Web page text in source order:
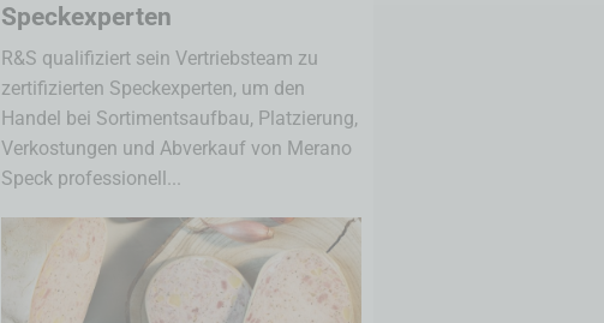
Speckexperten
R&S qualifiziert sein Vertriebsteam zu
zertifizierten Speckexperten, um den
Handel bei Sortimentsaufbau, Platzierung,
Verkostungen und Abverkauf von Merano
Speck professionell...